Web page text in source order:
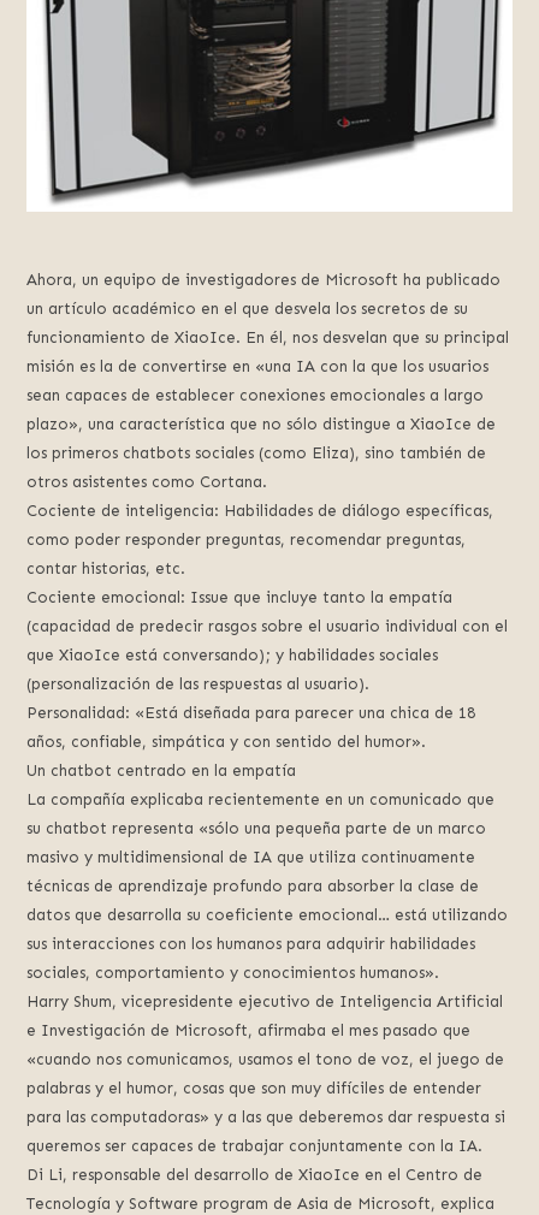
Ahora, un equipo de investigadores de Microsoft ha publicado
un artículo académico en el que desvela los secretos de su
funcionamiento de XiaoIce. En él, nos desvelan que su principal
misión es la de convertirse en «una IA con la que los usuarios
sean capaces de establecer conexiones emocionales a largo
plazo», una característica que no sólo distingue a XiaoIce de
los primeros chatbots sociales (como Eliza), sino también de
otros asistentes como Cortana.
Cociente de inteligencia: Habilidades de diálogo específicas,
como poder responder preguntas, recomendar preguntas,
contar historias, etc.
Cociente emocional: Issue que incluye tanto la empatía
(capacidad de predecir rasgos sobre el usuario individual con el
que XiaoIce está conversando); y habilidades sociales
(personalización de las respuestas al usuario).
Personalidad: «Está diseñada para parecer una chica de 18
años, confiable, simpática y con sentido del humor».
Un chatbot centrado en la empatía
La compañía explicaba recientemente en un comunicado que
su chatbot representa «sólo una pequeña parte de un marco
masivo y multidimensional de IA que utiliza continuamente
técnicas de aprendizaje profundo para absorber la clase de
datos que desarrolla su coeficiente emocional… está utilizando
sus interacciones con los humanos para adquirir habilidades
sociales, comportamiento y conocimientos humanos».
Harry Shum, vicepresidente ejecutivo de Inteligencia Artificial
e Investigación de Microsoft, afirmaba el mes pasado que
«cuando nos comunicamos, usamos el tono de voz, el juego de
palabras y el humor, cosas que son muy difíciles de entender
para las computadoras» y a las que deberemos dar respuesta si
queremos ser capaces de trabajar conjuntamente con la IA.
Di Li, responsable del desarrollo de XiaoIce en el Centro de
Tecnología y Software program de Asia de Microsoft, explica